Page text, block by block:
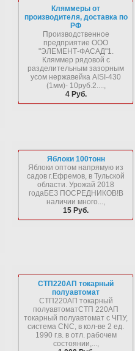
Кляммеры от
производителя, доставка по
РФ
Производственное
предприятие ООО
"ЭЛЕМЕНТ-ФАСАД"1.
Кляммер рядовой с
разделительным зазорным
усом нержавейка AISI-430
(1мм)- 10руб.2....,
4 Руб.
Яблоки 100тонн
Яблоки оптом напрямую из
садов г.Ефремов, в Тульской
области. Урожай 2018
годаБЕЗ ПОСРЕДНИКОВ!В
наличии много...,
15 Руб.
СТП220АП токарный
полуавтомат
СТП220АП токарный
полуавтоматСТП 220АП
токарный полуавтомат с ЧПУ,
система CNC, в кол-ве 2 ед.
1990 г.в. в отл. рабочем
состоянии,...,